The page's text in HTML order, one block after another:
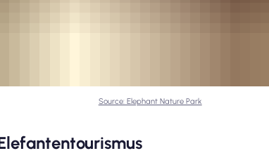
Source: Elephant Nature Park